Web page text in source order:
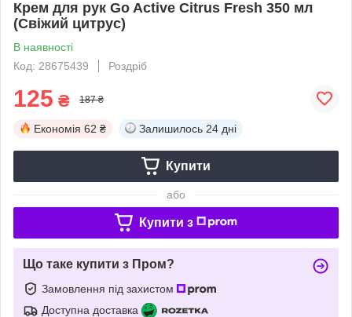
Крем для рук Go Active Citrus Fresh 350 мл
(Свіжий цитрус)
В наявності
Код: 28675439
Роздріб
125 ₴ 187 ₴
Економія 62 ₴ Залишилось 24 дні
Купити
або
Купити з
Що таке купити з Пром?
Замовлення під захистом
Доступна доставка